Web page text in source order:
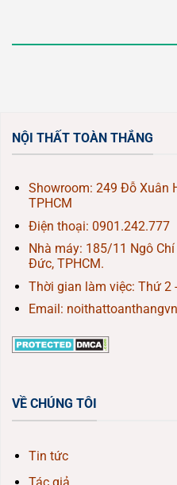
NỘI THẤT TOÀN THẮNG
Showroom: 249 Đỗ Xuân
TPHCM
Điện thoại: 0901.242.777
Nhà máy: 185/11 Ngô Chí
Đức, TPHCM.
Thời gian làm việc: Thứ 2
Email:
VỀ CHÚNG TÔI
Tin tức